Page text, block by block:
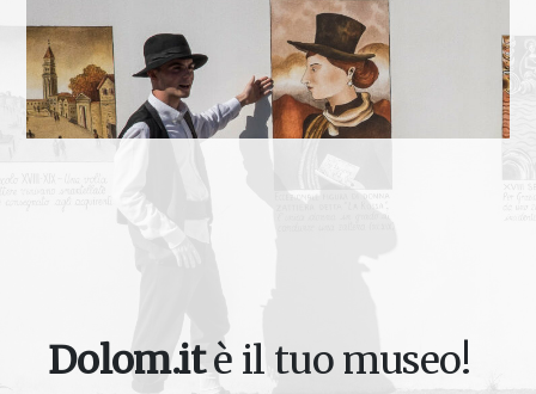
Dolom.itè il tuo museo!